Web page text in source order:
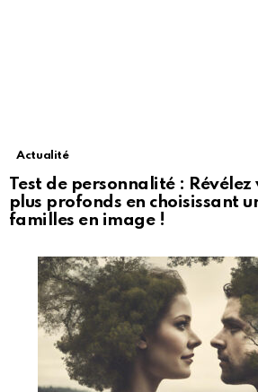
Actualité
Test de personnalité : Révélez
plus profonds en choisissant
familles en image !